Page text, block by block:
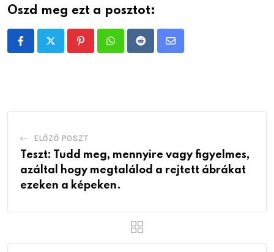
Oszd meg ezt a posztot:
PinterestWhatsappRedditShare
ELŐZŐ POSZT
Teszt: Tudd meg, mennyire vagy figyelmes,
azáltal hogy megtalálod a rejtett ábrákat
ezeken a képeken.